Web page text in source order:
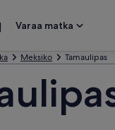
Varaa matka
Meksiko Tamaulipas